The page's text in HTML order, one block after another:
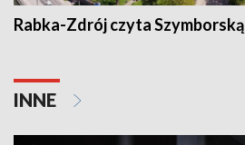
Rabka-Zdrój czyta Szymborską
INNE